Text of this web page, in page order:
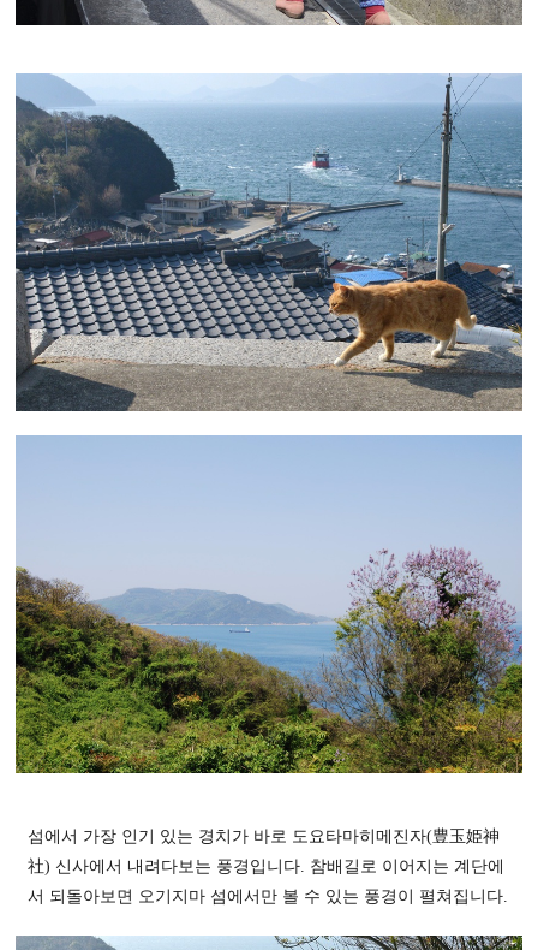
섬에서 가장 인기 있는 경치가 바로 도요타마히메진자(豊玉姫神
社) 신사에서 내려다보는 풍경입니다. 참배길로 이어지는 계단에
서 되돌아보면 오기지마 섬에서만 볼 수 있는 풍경이 펼쳐집니다.